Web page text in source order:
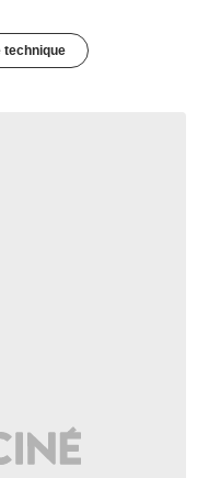
technique